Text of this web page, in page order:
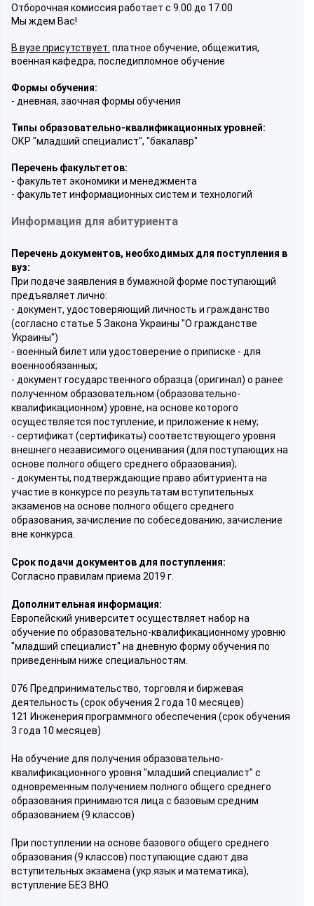
Отборочная комиссия работает с 9.00 до 17.00
Мы ждем Вас!
В вузе присутствует: платное обучение, общежития,
военная кафедра, последипломное обучение
Формы обучения:
- дневная, заочная формы обучения
Типы образовательно-квалификационных уровней:
ОКР "младший специалист", "бакалавр"
Перечень факультетов:
- факультет экономики и менеджмента
- факультет информационных систем и технологий
Информация для абитуриента
Перечень документов, необходимых для поступления в
вуз:
При подаче заявления в бумажной форме поступающий
предъявляет лично:
- документ, удостоверяющий личность и гражданство
(согласно статье 5 Закона Украины "О гражданстве
Украины")
- военный билет или удостоверение о приписке - для
военнообязанных;
- документ государственного образца (оригинал) о ранее
полученном образовательном (образовательно-
квалификационном) уровне, на основе которого
осуществляется поступление, и приложение к нему;
- сертификат (сертификаты) соответствующего уровня
внешнего независимого оценивания (для поступающих на
основе полного общего среднего образования);
- документы, подтверждающие право абитуриента на
участие в конкурсе по результатам вступительных
экзаменов на основе полного общего среднего
образования, зачисление по собеседованию, зачисление
вне конкурса.
Срок подачи документов для поступления:
Согласно правилам приема 2019 г.
Дополнительная информация:
Европейский университет осуществляет набор на
обучение по образовательно-квалификационному уровню
"младший специалист" на дневную форму обучения по
приведенным ниже специальностям.
076 Предпринимательство, торговля и биржевая
деятельность (срок обучения 2 года 10 месяцев)
121 Инженерия программного обеспечения (срок обучения
3 года 10 месяцев)
На обучение для получения образовательно-
квалификационного уровня "младший специалист" с
одновременным получением полного общего среднего
образования принимаются лица с базовым средним
образованием (9 классов)
При поступлении на основе базового общего среднего
образования (9 классов) поступающие сдают два
вступительных экзамена (укр.язык и математика),
вступление БЕЗ ВНО.